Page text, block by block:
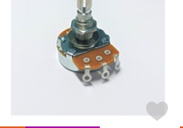
キーボード